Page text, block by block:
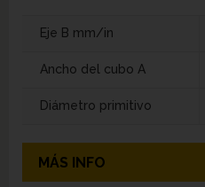
Eje B mm/in
Ancho del cubo A
Diámetro primitivo
MÁS INFO